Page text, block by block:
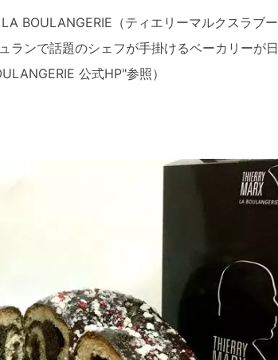
BOULANGERIE（ティエリーマルクスラブ
ランで話題のシェフが手掛けるベーカリーが
公式HP"参照）